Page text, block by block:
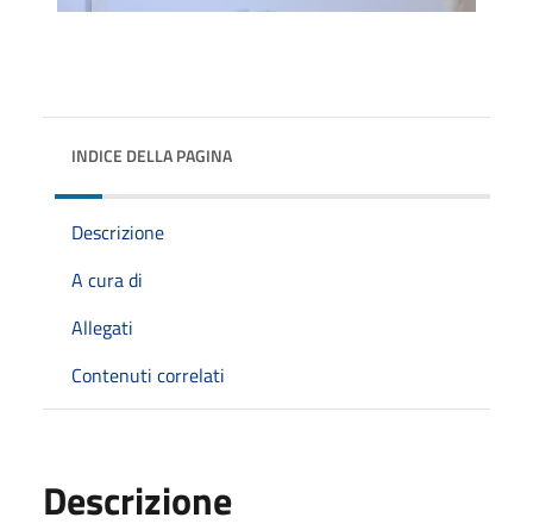
INDICE DELLA PAGINA
Descrizione
A cura di
Allegati
Contenuti correlati
Descrizione